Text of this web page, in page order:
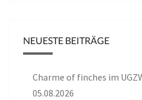
NEUESTE BEITRÄGE
Charme of finches im
05.08.2026